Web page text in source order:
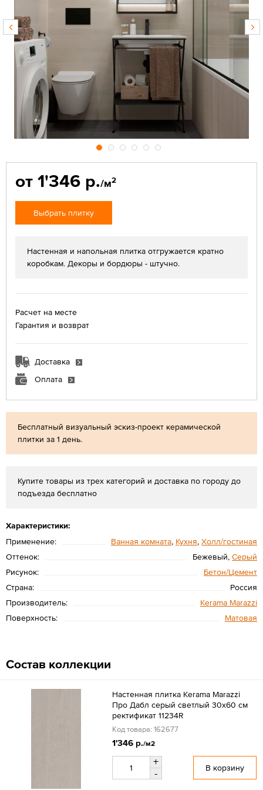
Бесплатный визуальный эскиз-проект керамической
плитки за 1 день.
Купите товары из трех категорий и доставка по городу до
подъезда бесплатно
Характеристики:
Применение:
Ванная комната, Кухня, Холл/гостиная
Оттенок:
Бежевый, Серый
Рисунок:
Бетон/Цемент
Страна:
Россия
Производитель:
Kerama Marazzi
Поверхность:
Матовая
от 1'346 р./м2
Выбрать плитку
Настенная и напольная плитка отгружается кратно
коробкам. Декоры и бордюры - штучно.
Расчет на месте
Гарантия и возврат
Доставка
Оплата
Состав коллекции
Настенная плитка Kerama Marazzi
Про Дабл серый светлый 30x60 см
ректификат 11234R
Код товара: 162677
1'346 р./м2
+
-
В корзину